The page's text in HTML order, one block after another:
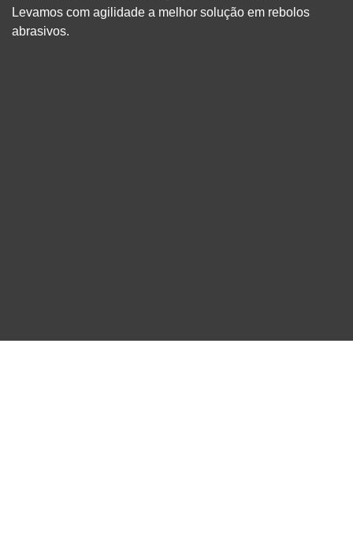
Levamos com agilidade a melhor solução em rebolos
abrasivos.